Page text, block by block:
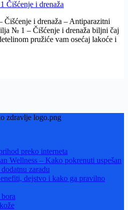
i drenaža – Antiparazitni
№ 1 – Čišćenje i drenaža biljni čaj
pružiće vam osećaj lakoće i
preko interneta
Wellness – Kako pokrenuti uspešan
zaradu
dejstvo i kako ga pravilno